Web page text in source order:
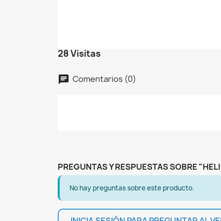
28 Visitas
chat Comentarios (0)
PREGUNTAS Y RESPUESTAS SOBRE
No hay preguntas sobre este producto.